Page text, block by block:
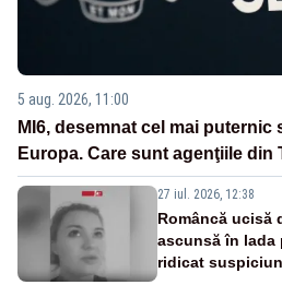
5 aug. 2026, 11:00
MI6, desemnat cel mai puternic
Europa. Care sunt agenţiile din
27 iul. 2026, 12:38
Româncă ucisă
ascunsă în lada
ridicat